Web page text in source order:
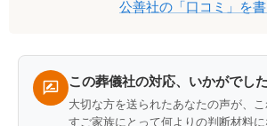
公善社の「口コミ」を書
この葬儀社の対応、いかがでし
大切な方を送られたあなたの声が、
すご家族にとって何よりの判断材料に